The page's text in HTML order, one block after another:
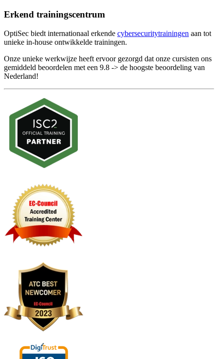
Erkend trainingscentrum
OptiSec biedt internationaal erkende cybersecuritytrainingen aan tot
unieke in-house ontwikkelde trainingen.
Onze unieke werkwijze heeft ervoor gezorgd dat onze cursisten ons
gemiddeld beoordelen met een 9.8 -> de hoogste beoordeling van
Nederland!